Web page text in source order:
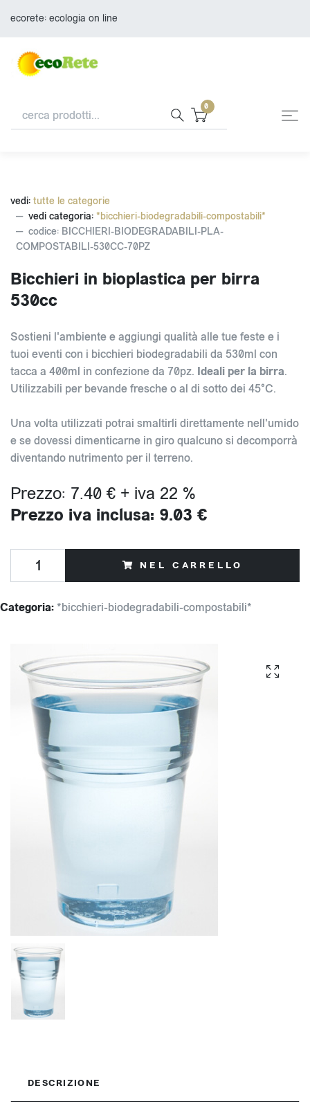
ecorete: ecologia on line
0
vedi: tutte le categorie
vedi categoria: *bicchieri-biodegradabili-compostabili*
codice: BICCHIERI-BIODEGRADABILI-PLA-
COMPOSTABILI-530CC-70PZ
Bicchieri in bioplastica per birra
530cc
Sostieni l'ambiente e aggiungi qualità alle tue feste e i
tuoi eventi con i bicchieri biodegradabili da 530ml con
tacca a 400ml in confezione da 70pz. Ideali per la birra.
Utilizzabili per bevande fresche o al di sotto dei 45°C.
Una volta utilizzati potrai smaltirli direttamente nell'umido
e se dovessi dimenticarne in giro qualcuno si decomporrà
diventando nutrimento per il terreno.
Prezzo: 7.40 € + iva 22 %
Prezzo iva inclusa: 9.03 €
NEL CARRELLO
Categoria: *bicchieri-biodegradabili-compostabili*
DESCRIZIONE